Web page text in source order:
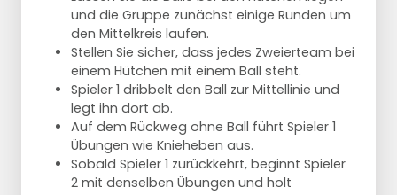
und die Gruppe zunächst einige Runden um
den Mittelkreis laufen.
Stellen Sie sicher, dass jedes Zweierteam bei
einem Hütchen mit einem Ball steht.
Spieler 1 dribbelt den Ball zur Mittellinie und
legt ihn dort ab.
Auf dem Rückweg ohne Ball führt Spieler 1
Übungen wie Knieheben aus.
Sobald Spieler 1 zurückkehrt, beginnt Spieler
2 mit denselben Übungen und holt